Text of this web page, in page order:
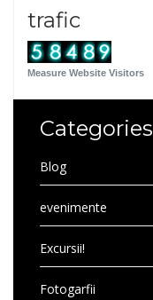
trafic
Measure Website Visitors
Categories
Blog
evenimente
Excursii!
Fotogarfii